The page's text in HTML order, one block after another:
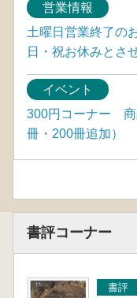
営業情報
土曜日営業終了の
日・祝お休みとさ
イベント
300円コーナー 商
冊・200冊追加）
書評コーナー
書評